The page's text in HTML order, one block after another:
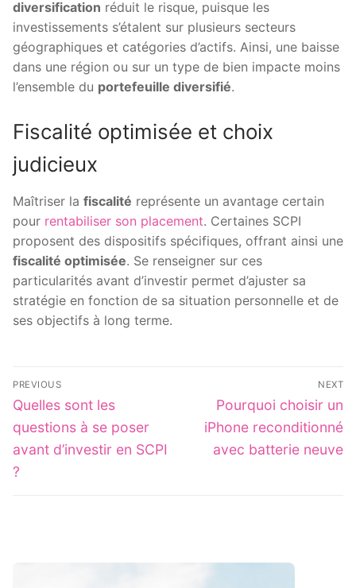
diversification réduit le risque, puisque les
investissements s’étalent sur plusieurs secteurs
géographiques et catégories d’actifs. Ainsi, une baisse
dans une région ou sur un type de bien impacte moins
l’ensemble du portefeuille diversifié.
Fiscalité optimisée et choix
judicieux
Maîtriser la fiscalité représente un avantage certain
pour rentabiliser son placement. Certaines SCPI
proposent des dispositifs spécifiques, offrant ainsi une
fiscalité optimisée. Se renseigner sur ces
particularités avant d’investir permet d’ajuster sa
stratégie en fonction de sa situation personnelle et de
ses objectifs à long terme.
Post
navigation
PREVIOUS
Previous
post:
Quelles sont les
questions à se poser
avant d’investir en SCPI
?
NEXT
Next
post:
Pourquoi choisir un
iPhone reconditionné
avec batterie neuve